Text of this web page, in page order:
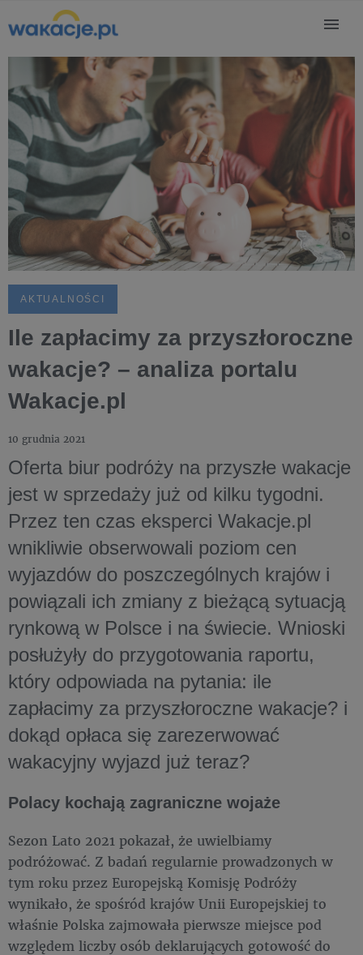
AKTUALNOŚCI
Ile zapłacimy za przyszłoroczne
wakacje? – analiza portalu
Wakacje.pl
10 grudnia 2021
Oferta biur podróży na przyszłe wakacje
jest w sprzedaży już od kilku tygodni.
Przez ten czas eksperci Wakacje.pl
wnikliwie obserwowali poziom cen
wyjazdów do poszczególnych krajów i
powiązali ich zmiany z bieżącą sytuacją
rynkową w Polsce i na świecie. Wnioski
posłużyły do przygotowania raportu,
który odpowiada na pytania: ile
zapłacimy za przyszłoroczne wakacje? i
dokąd opłaca się zarezerwować
wakacyjny wyjazd już teraz?
Polacy kochają zagraniczne wojaże
Sezon Lato 2021 pokazał, że uwielbiamy
podróżować. Z badań regularnie prowadzonych w
tym roku przez Europejską Komisję Podróży
wynikało, że spośród krajów Unii Europejskiej to
właśnie Polska zajmowała pierwsze miejsce pod
względem liczby osób deklarujących gotowość do